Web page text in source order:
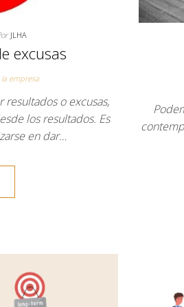
JLHA
excusas
la empresa
o excusas,
los resultados. Es
en dar…